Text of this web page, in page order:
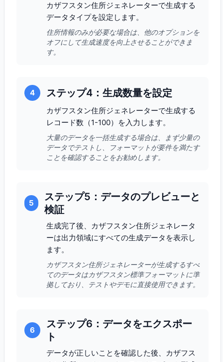
カザフスタン住所ジェネレーターで生成する
データタイプを設定します。
住所情報のみが必要な場合は、他のオプションを
オフにして生成速度を向上させることができま
す。
4 ステップ4：生成数量を設定
カザフスタン住所ジェネレーターで生成する
レコード数（1-100）を入力します。
大量のデータを一括生成する場合は、まず少量の
データでテストし、フォーマットが要件を満たす
ことを確認することをお勧めします。
5
ステップ5：データのプレビューと
検証
生成完了後、カザフスタン住所ジェネレータ
ーは出力領域にすべての生成データを表示し
ます。
カザフスタン住所ジェネレーターが生成するすべ
てのデータはカザフスタン標準フォーマットに準
拠しており、テストやデモに直接使用できます。
6
ステップ6：データをエクスポー
ト
データが正しいことを確認した後、カザフス